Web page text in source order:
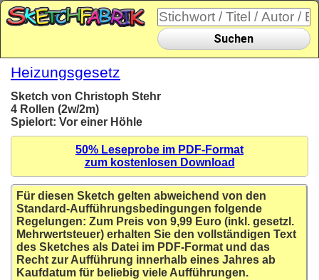
Suchen
Heizungsgesetz
Sketch von Christoph Stehr
4 Rollen (2w/2m)
Spielort: Vor einer Höhle
50% Leseprobe im PDF-Format
zum kostenlosen Download
Für diesen Sketch gelten abweichend von den
Standard-Aufführungsbedingungen folgende
Regelungen: Zum Preis von 9,99 Euro (inkl. gesetzl.
Mehrwertsteuer) erhalten Sie den vollständigen Text
des Sketches als Datei im PDF-Format und das
Recht zur Aufführung innerhalb eines Jahres ab
Kaufdatum für beliebig viele Aufführungen.